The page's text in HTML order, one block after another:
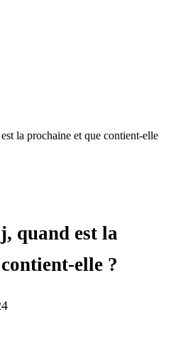
la prochaine et que contient-elle
quand est la
elle ?